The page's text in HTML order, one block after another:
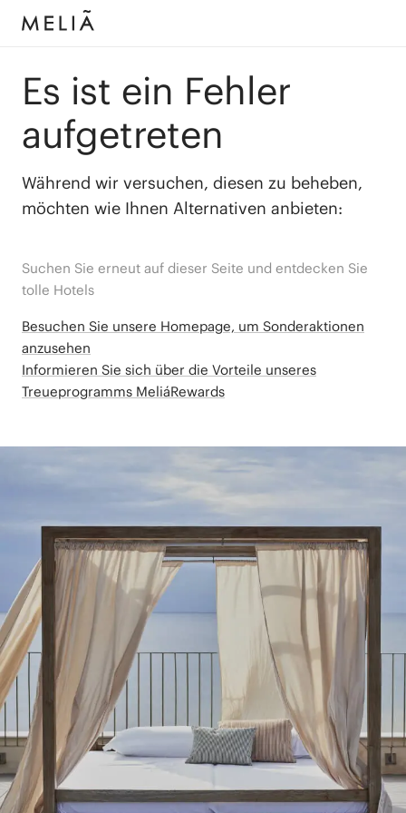
Es ist ein Fehler
aufgetreten
Während wir versuchen, diesen zu beheben,
möchten wie Ihnen Alternativen anbieten:
Suchen Sie erneut auf dieser Seite und entdecken Sie
tolle Hotels
Besuchen Sie unsere Homepage, um Sonderaktionen
anzusehen
Informieren Sie sich über die Vorteile unseres
Treueprogramms MeliáRewards